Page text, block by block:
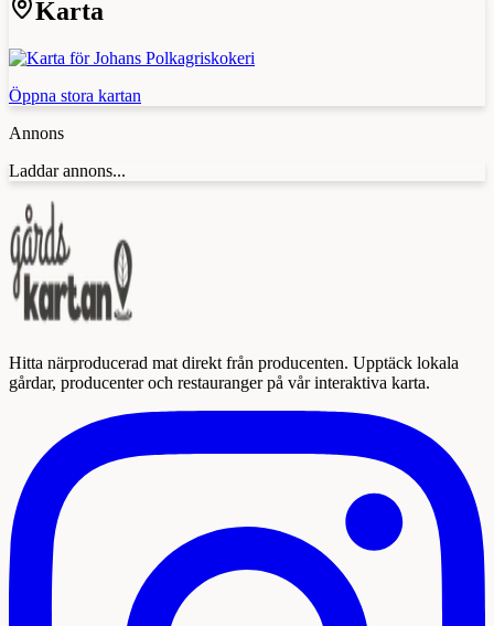
Karta
Öppna stora kartan
Annons
Laddar annons...
Hitta närproducerad mat direkt från producenten. Upptäck lokala
gårdar, producenter och restauranger på vår interaktiva karta.